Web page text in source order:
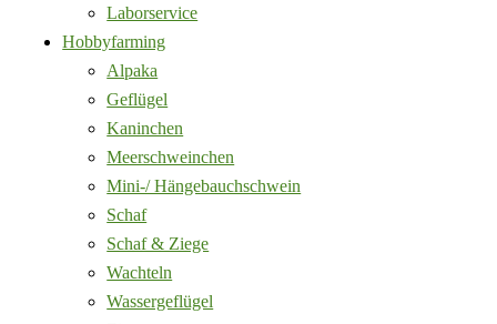
Laborservice
Hobbyfarming
Alpaka
Geflügel
Kaninchen
Meerschweinchen
Mini-/ Hängebauchschwein
Schaf
Schaf & Ziege
Wachteln
Wassergeflügel